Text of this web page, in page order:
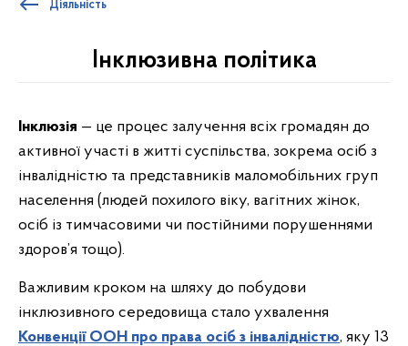
Діяльність
Інклюзивна політика
Інклюзія — це процес залучення всіх громадян до
активної участі в житті суспільства, зокрема осіб з
інвалідністю та представників маломобільних груп
населення (людей похилого віку, вагітних жінок,
осіб із тимчасовими чи постійними порушеннями
здоров’я тощо).
Важливим кроком на шляху до побудови
інклюзивного середовища стало ухвалення
Конвенції ООН про права осіб з інвалідністю, яку 13